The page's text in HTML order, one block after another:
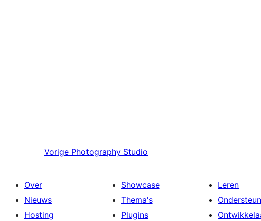
Vorige Photography Studio
Over
Nieuws
Hosting
Showcase
Thema's
Plugins
Leren